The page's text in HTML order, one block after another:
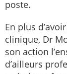
poste.
En plus
clinique, Dr
son action
d’ailleurs